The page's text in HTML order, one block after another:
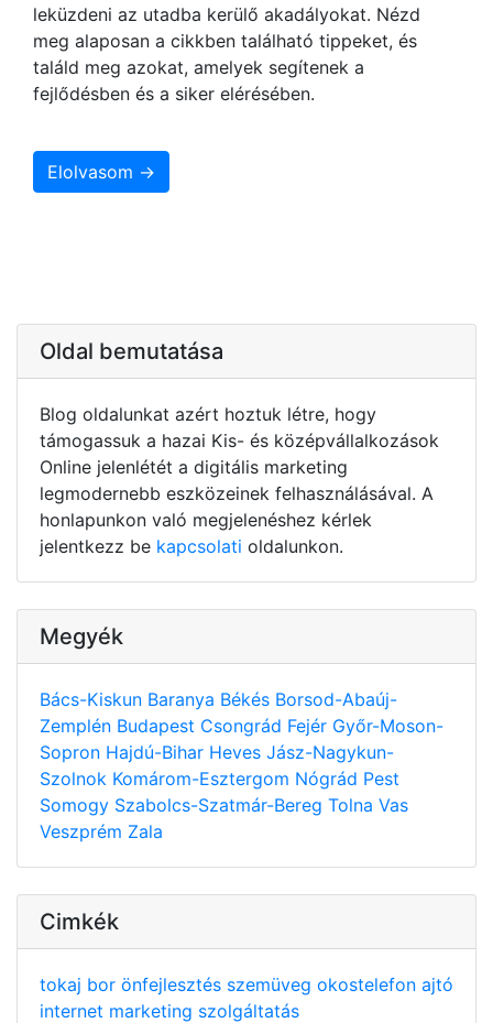
leküzdeni az utadba kerülő akadályokat. Nézd
meg alaposan a cikkben található tippeket, és
találd meg azokat, amelyek segítenek a
fejlődésben és a siker elérésében.
Elolvasom →
Oldal bemutatása
Blog oldalunkat azért hoztuk létre, hogy
támogassuk a hazai Kis- és középvállalkozások
Online jelenlétét a digitális marketing
legmodernebb eszközeinek felhasználásával. A
honlapunkon való megjelenéshez kérlek
jelentkezz be kapcsolati oldalunkon.
Megyék
Bács-Kiskun Baranya Békés Borsod-Abaúj-
Zemplén Budapest Csongrád Fejér Győr-Moson-
Sopron Hajdú-Bihar Heves Jász-Nagykun-
Szolnok Komárom-Esztergom Nógrád Pest
Somogy Szabolcs-Szatmár-Bereg Tolna Vas
Veszprém Zala
Cimkék
tokaj bor önfejlesztés szemüveg okostelefon ajtó
internet marketing szolgáltatás